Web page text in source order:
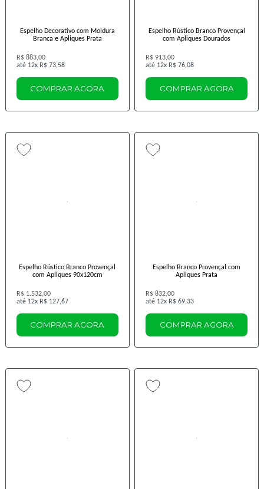
Espelho Decorativo com Moldura
Branca e Apliques Prata
R$ 883,00
12x R$ 73,58
COMPRAR AGORA
Espelho Rústico Branco Provençal
com Apliques Dourados
R$ 913,00
12x R$ 76,08
COMPRAR AGORA
Espelho Rústico Branco Provençal
com Apliques 90x120cm
R$ 1.532,00
12x R$ 127,67
COMPRAR AGORA
Espelho Branco Provençal com
Apliques Prata
R$ 832,00
12x R$ 69,33
COMPRAR AGORA